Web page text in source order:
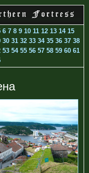
6 7 8 9 10 11 12 13 14 15
30 31 32 33 34 35 36 37 38
53 54 55 56 57 58 59 60 61